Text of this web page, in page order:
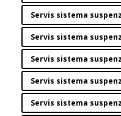
Servis sistema
Servis sistema
Servis sistema
Servis sistema
Servis sistema